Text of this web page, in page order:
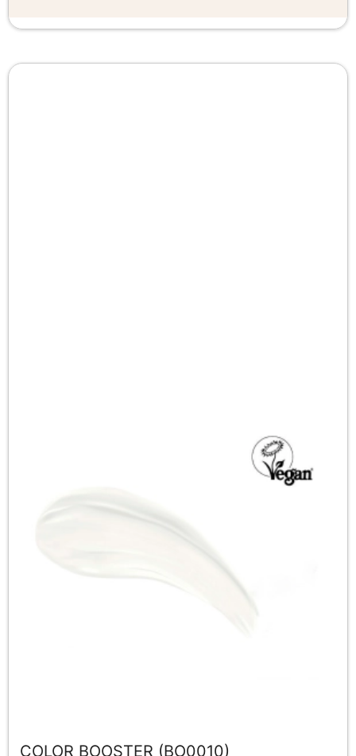
COLOR BOOSTER (BO0010)